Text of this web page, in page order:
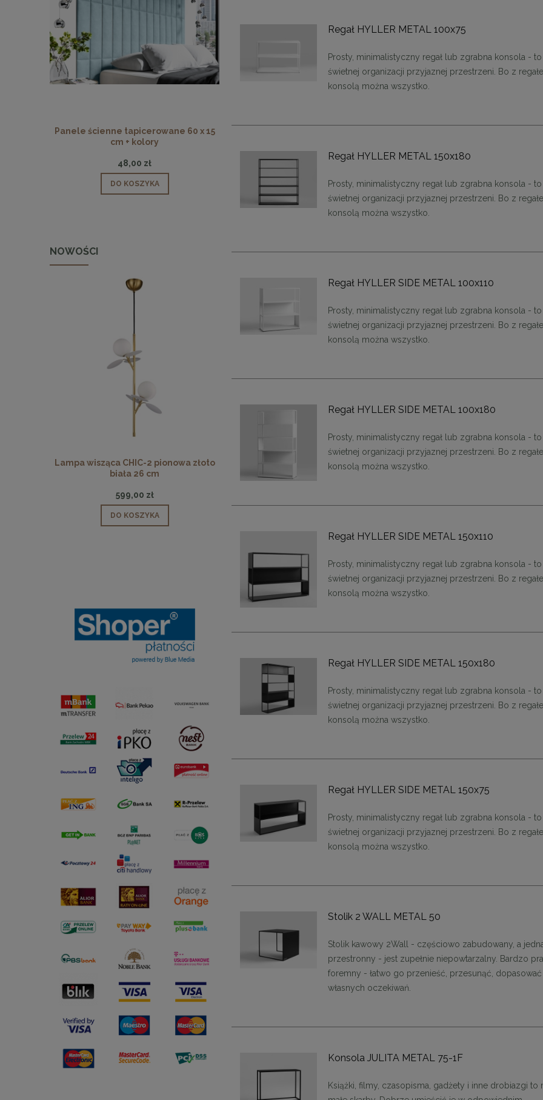
Panele ścienne tapicerowane 60 x 15
cm + kolory
48,00 zł
DO KOSZYKA
48,00 zł
DO KOSZYKA
48,00 zł
DO KOSZYKA
NOWOŚCI
Lampa wisząca CHIC-2 pionowa złoto
biała 26 cm
599,00 zł
DO KOSZYKA
Lampa wisząca CHIC-9, biało złota 75
Lampa wisząca CHIC-6, biało złota
Regał HYLLER METAL 100x75
Prosty, minimalistyczny regał lub zgrabna konsola -
świetnej organizacji przyjaznej przestrzeni. Bo z
konsolą można wszystko.
Regał HYLLER METAL 150x180
Prosty, minimalistyczny regał lub zgrabna konsola -
świetnej organizacji przyjaznej przestrzeni. Bo z
konsolą można wszystko.
Regał HYLLER SIDE METAL 100x110
Prosty, minimalistyczny regał lub zgrabna konsola -
świetnej organizacji przyjaznej przestrzeni. Bo z
konsolą można wszystko.
Regał HYLLER SIDE METAL 100x180
Prosty, minimalistyczny regał lub zgrabna konsola -
świetnej organizacji przyjaznej przestrzeni. Bo z
konsolą można wszystko.
Regał HYLLER SIDE METAL 150x110
Prosty, minimalistyczny regał lub zgrabna konsola -
świetnej organizacji przyjaznej przestrzeni. Bo z
konsolą można wszystko.
Regał HYLLER SIDE METAL 150x180
Prosty, minimalistyczny regał lub zgrabna konsola -
świetnej organizacji przyjaznej przestrzeni. Bo z
konsolą można wszystko.
Regał HYLLER SIDE METAL 150x75
Prosty, minimalistyczny regał lub zgrabna konsola -
świetnej organizacji przyjaznej przestrzeni. Bo z
konsolą można wszystko.
Stolik 2 WALL METAL 50
Stolik kawowy 2Wall - częściowo zabudowany, a
przestronny - jest zupełnie niepowtarzalny. Bardzo
foremny - łatwo go przenieść, przesunąć,
własnych oczekiwań.
Konsola JULITA METAL 75-1F
Książki, filmy, czasopisma, gadżety i inne drobiazgi to